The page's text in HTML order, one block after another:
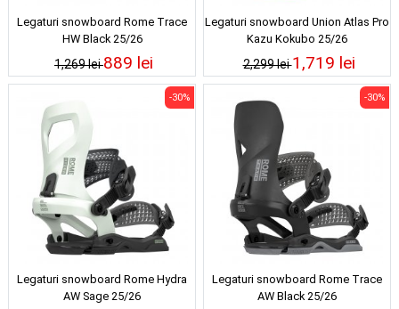
Legaturi snowboard Rome Trace
HW Black 25/26
1,269 lei889 lei
Legaturi snowboard Union Atlas Pro
Kazu Kokubo 25/26
2,299 lei1,719 lei
Legaturi snowboard Rome Hydra
AW Sage 25/26
-30%
Legaturi snowboard Rome Trace
AW Black 25/26
-30%